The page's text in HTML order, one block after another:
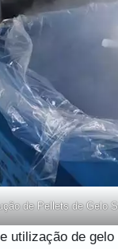
de Pellets de Gelo
utilização de